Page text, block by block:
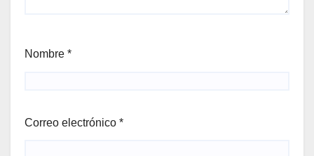
Nombre *
Correo electrónico *